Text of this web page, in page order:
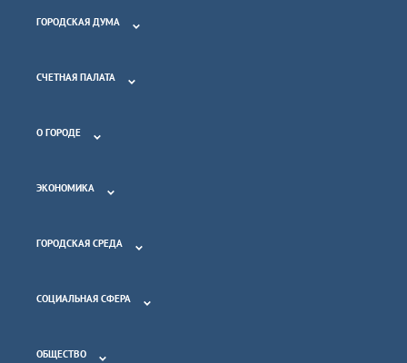
ГОРОДСКАЯ ДУМА
СЧЕТНАЯ ПАЛАТА
О ГОРОДЕ
ЭКОНОМИКА
ГОРОДСКАЯ СРЕДА
СОЦИАЛЬНАЯ СФЕРА
ОБЩЕСТВО